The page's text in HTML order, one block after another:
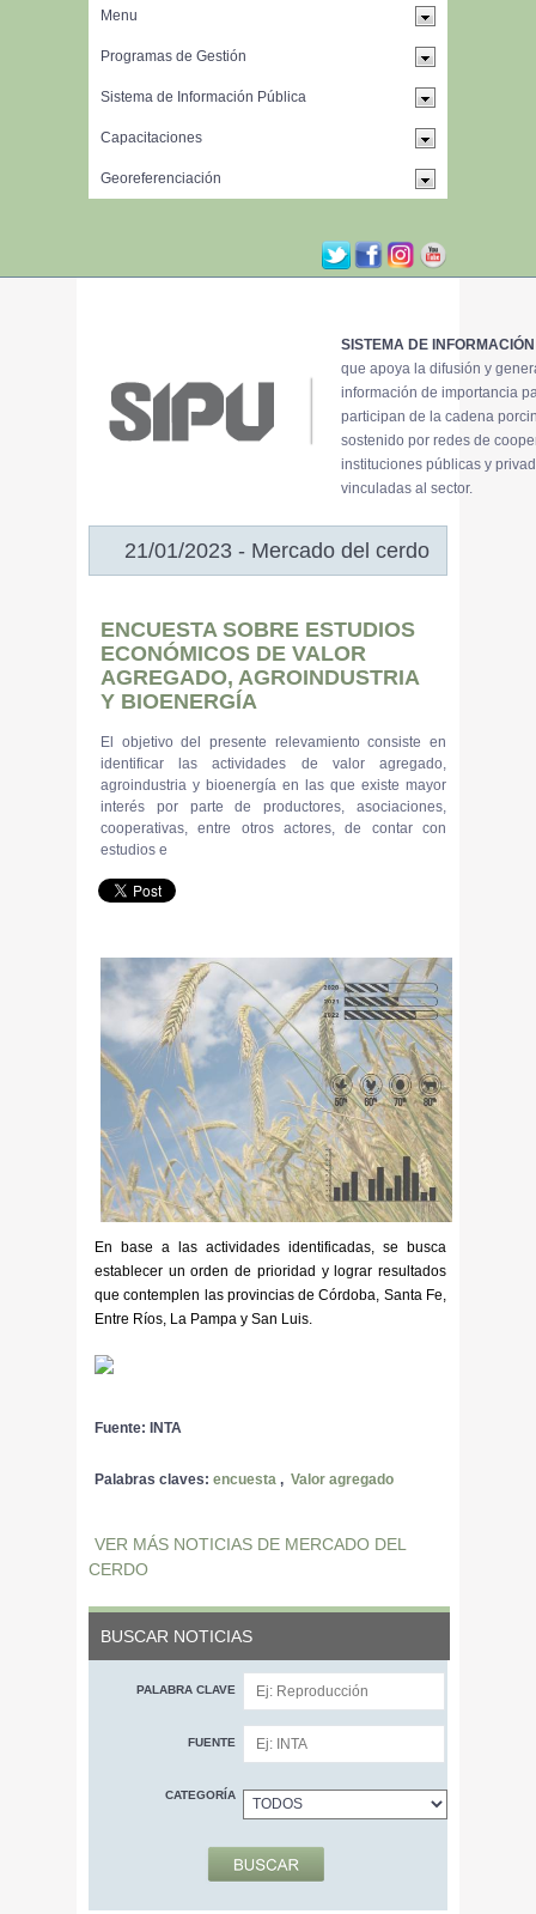
SISTEMA DE
que apoya la difusión y
información de importancia
participan de la cadena
sostenido por redes de
instituciones públicas y
vinculadas al sector.
21/01/2023 - Mercado del cerdo
ENCUESTA SOBRE ESTUDIOS
ECONÓMICOS DE VALOR
AGREGADO, AGROINDUSTRIA
Y BIOENERGÍA
El objetivo del presente relevamiento consiste en
identificar las actividades de valor agregado,
agroindustria y bioenergía en las que existe mayor
interés por parte de productores, asociaciones,
cooperativas, entre otros actores, de contar con
estudios e
En base a las actividades identificadas, se busca
establecer un orden de prioridad y lograr resultados
que contemplen las provincias de Córdoba, Santa Fe,
Entre Ríos, La Pampa y San Luis.
Fuente: INTA
Palabras claves: encuesta , Valor agregado
VER MÁS NOTICIAS DE MERCADO DEL
CERDO
BUSCAR NOTICIAS
PALABRA CLAVE
FUENTE
CATEGORÍA